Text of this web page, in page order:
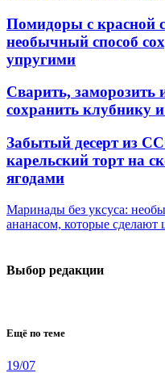
Помидоры с красной
необычный способ
упругими
Сварить,
сохранить клубнику
Забытый десерт из
карельский торт на
ягодами
Маринады без уксуса:
ананасом, которые
Выбор редакции
Ещё по теме
19/07